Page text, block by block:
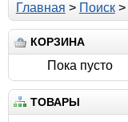
Главная > Поиск>
КОРЗИНА
Пока пусто
ТОВАРЫ